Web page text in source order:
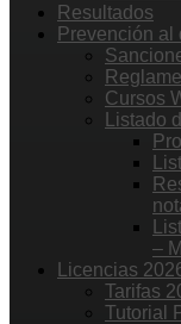
Resultados
Prevención al
Cursos
Listado
–
Licencias
Tarifas
Tutorial